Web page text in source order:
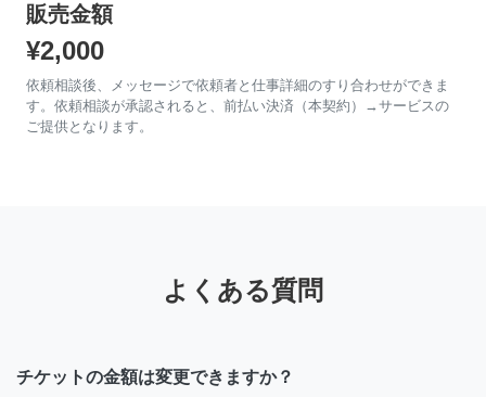
販売金額
¥2,000
依頼相談後、メッセージで依頼者と仕事詳細のすり合わせができま
す。依頼相談が承認されると、前払い決済（本契約）→サービスの
ご提供となります。
よくある質問
チケットの金額は変更できますか？